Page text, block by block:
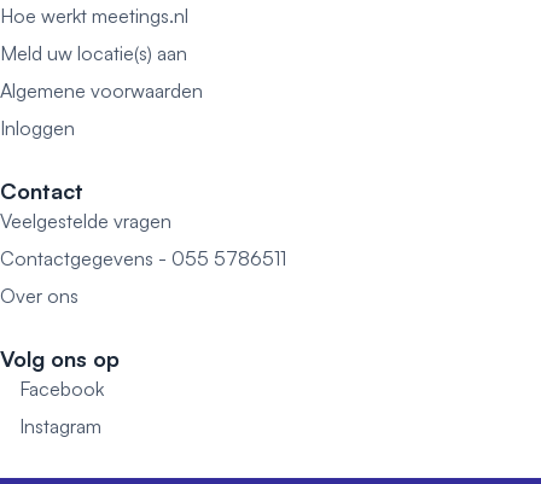
Hoe werkt meetings.nl
Meld uw locatie(s) aan
Algemene voorwaarden
Inloggen
Contact
Veelgestelde vragen
Contactgegevens - 055 5786511
Over ons
Volg ons op
Facebook
Instagram